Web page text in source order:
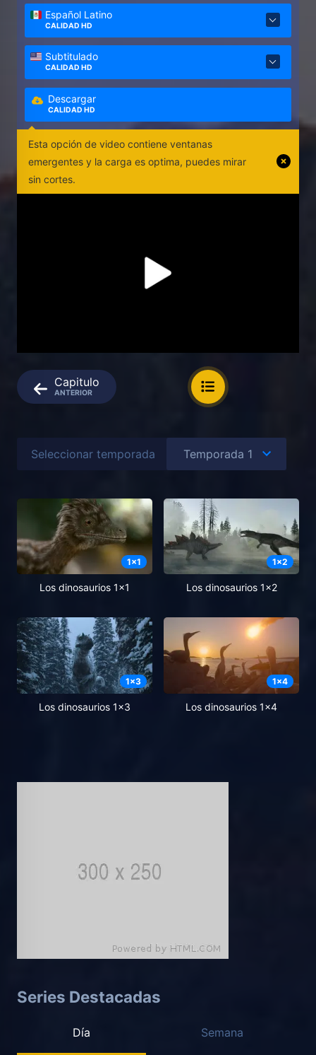
Español Latino
CALIDAD HD
Subtitulado
CALIDAD HD
Descargar
CALIDAD HD
Esta opción de video contiene ventanas
emergentes y la carga es optima, puedes mirar
sin cortes.
Capitulo
ANTERIOR
Seleccionar temporada
1x1
Los dinosaurios 1x1
1x2
Los dinosaurios 1x2
1x3
Los dinosaurios 1x3
1x4
Los dinosaurios 1x4
Series Destacadas
Día Semana